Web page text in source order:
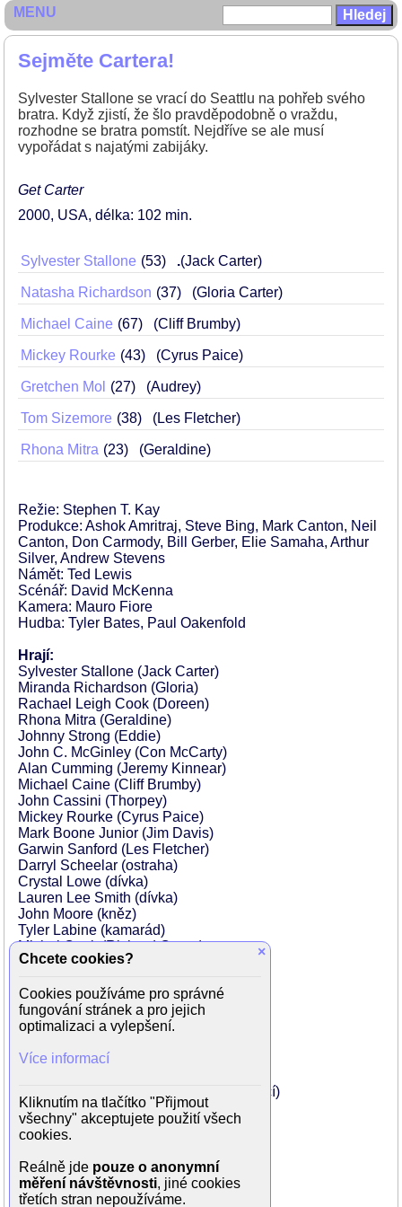
Sejměte Cartera!
Sylvester Stallone se vrací do Seattlu na pohřeb svého
bratra. Když zjistí, že šlo pravděpodobně o vraždu,
rozhodne se bratra pomstít. Nejdříve se ale musí
vypořádat s najatými zabijáky.
Get Carter
2000 USA délka: 102 min
Sylvester Stallone 53 .(Jack Carter)
Natasha Richardson 37 (Gloria Carter)
Michael Caine 67 (Cliff Brumby)
Mickey Rourke 43 (Cyrus Paice)
Gretchen Mol 27 (Audrey)
Tom Sizemore 38 (Les Fletcher)
Rhona Mitra 23 (Geraldine)
Režie: Stephen T. Kay
Produkce: Ashok Amritraj, Steve Bing, Mark Canton, Neil
Canton, Don Carmody, Bill Gerber, Elie Samaha, Arthur
Silver, Andrew Stevens
Námět: Ted Lewis
Scénář: David McKenna
Kamera: Mauro Fiore
Hudba: Tyler Bates, Paul Oakenfold
Hrají:
Sylvester Stallone (Jack Carter)
Miranda Richardson (Gloria)
Rachael Leigh Cook (Doreen)
Rhona Mitra (Geraldine)
Johnny Strong (Eddie)
John C. McGinley (Con McCarty)
Alan Cumming (Jeremy Kinnear)
Michael Caine (Cliff Brumby)
John Cassini (Thorpey)
Mickey Rourke (Cyrus Paice)
Mark Boone Junior (Jim Davis)
Garwin Sanford (Les Fletcher)
Darryl Scheelar (ostraha)
Crystal Lowe (dívka)
Lauren Lee Smith (dívka)
John Moore (kněz)
Tyler Labine (kamarád)
Michel Cook (Richard Carter)
Morgan Brayton (servírka)
Alexander Pervakov (Jimmy)
Chris Duggan (chlubil)
Michael Rumain (velký Mike)
Nathaniel DeVeaux (Vorhees)
Carrie Fleming (Geraldinina spolubydlící)
Saskia Gould (přítelkyně)
Stephen T. Kay (muž na party)
David Lea (Villian)
Tom Sizemore (Les Fletcher)
Frank Stallone (muž na pohřbu)
MENU
×
Chcete cookies?
Cookies používáme pro správné
fungování stránek a pro jejich
optimalizaci a vylepšení.
Více informací
Kliknutím na tlačítko "Přijmout
všechny" akceptujete použití všech
cookies.
Reálně jde pouze o anonymní
měření návštěvnosti, jiné cookies
třetích stran nepoužíváme.